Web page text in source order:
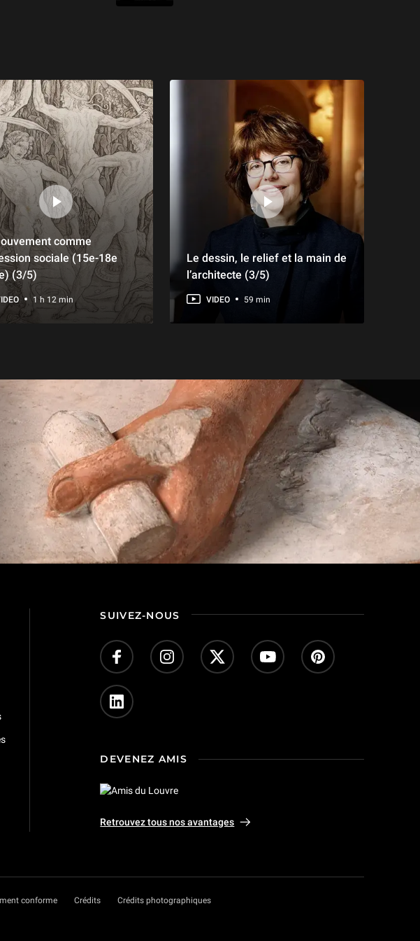
comme
sociale (15e-18e
(3/5)
1 h 12 min
Le dessin, le relief et la main de
l’architecte (3/5)
VIDEO 59 min
SUIVEZ-NOUS
DEVENEZ AMIS
Retrouvez tous nos avantages
conforme Crédits Crédits photographiques